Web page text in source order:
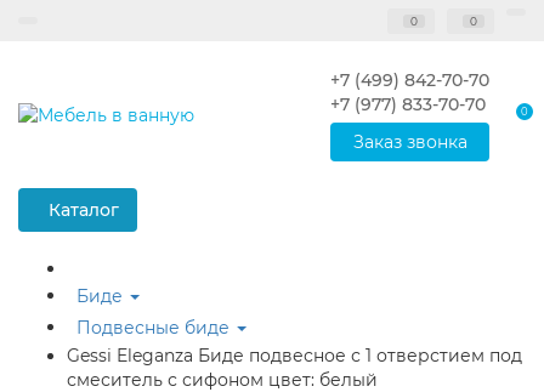
0 0
+7 (499) 842-70-70
+7 (977) 833-70-70
Заказ звонка
0
Каталог
Биде
Подвесные биде
Gessi Eleganza Биде подвесное с 1 отверстием под
смеситель с сифоном цвет: белый